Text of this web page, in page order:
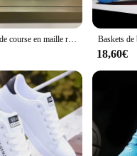
The robust construction
for long walks or marathon
the fit to your personal
to your existing inventory,
casual wearers.
Chaussures de course en maille respirante pour hommes, baskets de sport en plein air, coordonnantes, marque de mode, haute qualité, 2024
18,60€